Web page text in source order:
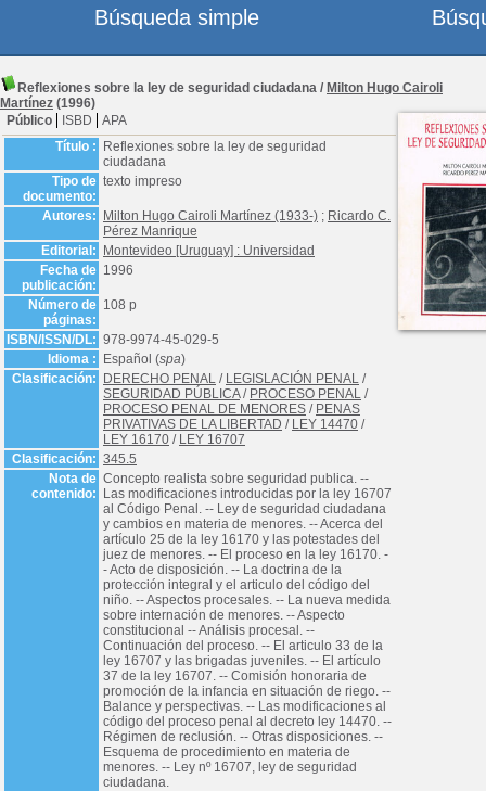
Reflexiones sobre la ley de seguridad ciudadana / Milton Hugo Cairoli
Martínez (1996)
Público
ISBD
APA
Título :
Reflexiones sobre la ley de seguridad
ciudadana
Tipo de
documento:
texto impreso
Autores: Milton Hugo Cairoli Martínez (1933-) ; Ricardo C.
Pérez Manrique
Editorial:
Montevideo [Uruguay] : Universidad
Fecha de
publicación:
1996
Número de
páginas:
108 p
ISBN/ISSN/DL: 978-9974-45-029-5
Idioma :
Español (spa)
Clasificación:
DERECHO PENAL / LEGISLACIÓN PENAL /
SEGURIDAD PÚBLICA/ PROCESO PENAL /
PROCESO PENAL DE MENORES / PENAS
PRIVATIVAS DE LA LIBERTAD / LEY 14470 /
LEY 16170 / LEY 16707
Clasificación: 345.5
Nota de
contenido:
Concepto realista sobre seguridad publica. --
Las modificaciones introducidas por la ley 16707
al Código Penal. -- Ley de seguridad ciudadana
y cambios en materia de menores. -- Acerca del
artículo 25 de la ley 16170 y las potestades del
juez de menores. -- El proceso en la ley 16170. -
- Acto de disposición. -- La doctrina de la
protección integral y el articulo del código del
niño. -- Aspectos procesales. -- La nueva medida
sobre internación de menores. -- Aspecto
constitucional -- Análisis procesal. --
Continuación del proceso. -- El articulo 33 de la
ley 16707 y las brigadas juveniles. -- El artículo
37 de la ley 16707. -- Comisión honoraria de
promoción de la infancia en situación de riego. --
Balance y perspectivas. -- Las modificaciones al
código del proceso penal al decreto ley 14470. --
Régimen de reclusión. -- Otras disposiciones. --
Esquema de procedimiento en materia de
menores. -- Ley nº 16707, ley de seguridad
ciudadana.
Búsqueda simple